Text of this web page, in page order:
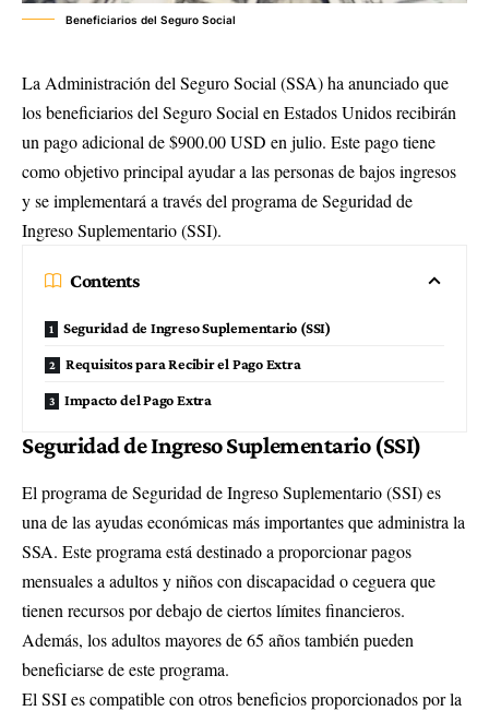
Beneficiarios del Seguro Social
La Administración del Seguro Social (SSA) ha anunciado que
los beneficiarios del Seguro Social en Estados Unidos recibirán
un pago adicional de $900.00 USD en julio. Este pago tiene
como objetivo principal ayudar a las personas de bajos ingresos
y se implementará a través del programa de Seguridad de
Ingreso Suplementario (SSI).
Contents
Seguridad de Ingreso Suplementario (SSI)
Requisitos para Recibir el Pago Extra
Impacto del Pago Extra
Seguridad de Ingreso Suplementario (SSI)
El programa de Seguridad de Ingreso Suplementario (SSI) es
una de las ayudas económicas más importantes que administra la
SSA. Este programa está destinado a proporcionar pagos
mensuales a adultos y niños con discapacidad o ceguera que
tienen recursos por debajo de ciertos límites financieros.
Además, los adultos mayores de 65 años también pueden
beneficiarse de este programa.
El SSI es compatible con otros beneficios proporcionados por la